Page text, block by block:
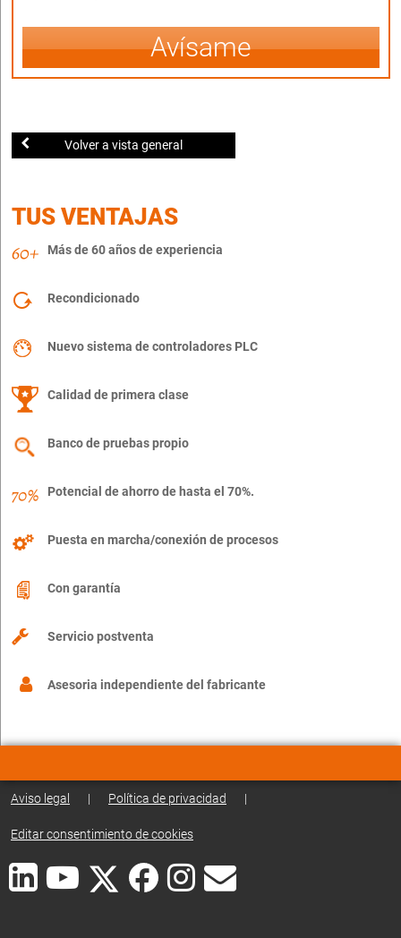
Avísame
Volver a vista general
TUS VENTAJAS
Más de 60 años de experiencia
Recondicionado
Nuevo sistema de controladores PLC
Calidad de primera clase
Banco de pruebas propio
Potencial de ahorro de hasta el 70%.
Puesta en marcha/conexión de procesos
Con garantía
Servicio postventa
Asesoria independiente del fabricante
Aviso legal | Política de privacidad |
Editar consentimiento de cookies